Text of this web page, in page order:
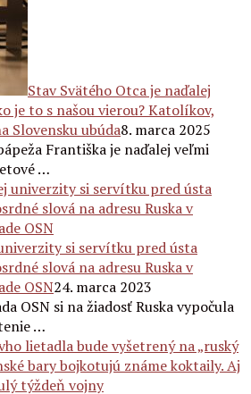
Stav Svätého Otca je naďalej
je to s našou vierou? Katolíkov,
Slovensku ubúda8. marca 2025
Františka je naďalej veľmi
…
si servítku pred ústa
slová na adresu Ruska v
OSN24. marca 2023
OSN si na žiadosť Ruska vypočula
…